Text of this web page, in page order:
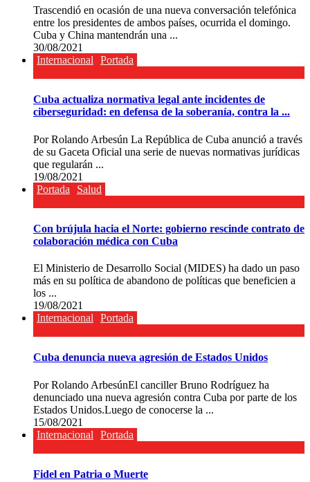
Trascendió en ocasión de una nueva conversación telefónica
entre los presidentes de ambos países, ocurrida el domingo.
Cuba y China mantendrán una ...
30/08/2021
Internacional
Portada
Cuba actualiza normativa legal ante incidentes de
ciberseguridad: en defensa de la soberanía, contra la ...
Por Rolando Arbesún La República de Cuba anunció a través
de su Gaceta Oficial una serie de nuevas normativas jurídicas
que regularán ...
19/08/2021
Portada
Salud
Con brújula hacia el Norte: gobierno rescinde contrato de
colaboración médica con Cuba
El Ministerio de Desarrollo Social (MIDES) ha dado un paso
más en su política de abandono de políticas que beneficien a
los ...
19/08/2021
Internacional
Portada
Cuba denuncia nueva agresión de Estados Unidos
Por Rolando ArbesúnEl canciller Bruno Rodríguez ha
denunciado una nueva agresión contra Cuba por parte de los
Estados Unidos.Luego de conocerse la ...
15/08/2021
Internacional
Portada
Fidel en Patria o Muerte